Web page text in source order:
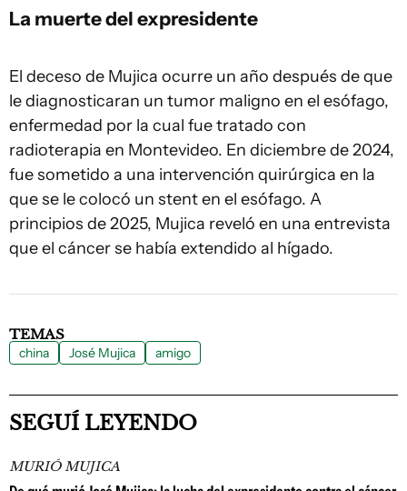
La muerte del expresidente
El deceso de Mujica ocurre un año después de que
le diagnosticaran un tumor maligno en el esófago,
enfermedad por la cual fue tratado con
radioterapia en Montevideo. En diciembre de 2024,
fue sometido a una intervención quirúrgica en la
que se le colocó un stent en el esófago. A
principios de 2025, Mujica reveló en una entrevista
que el cáncer se había extendido al hígado.
TEMAS
china José Mujica amigo
SEGUÍ LEYENDO
MURIÓ MUJICA